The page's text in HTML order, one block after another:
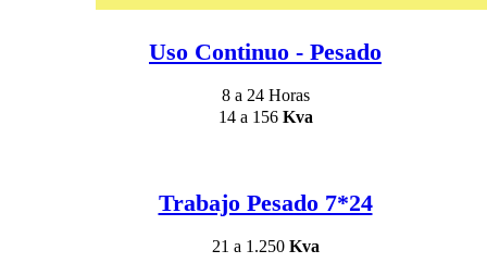
Uso Continuo - Pesado
8 a 24 Horas
14 a 156 Kva
Trabajo Pesado 7*24
21 a 1.250 Kva